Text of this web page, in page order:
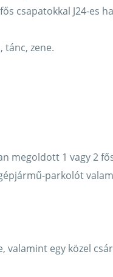
csapatokkal J24-es
tánc, zene.
megoldott 1 vagy 2
parkolót
valamint egy közel